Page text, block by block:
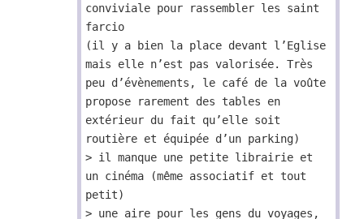
conviviale pour rassembler les saint
farcio
(il y a bien la place devant l’Eglise
mais elle n’est pas valorisée. Très
peu d’évènements, le café de la voûte
propose rarement des tables en
extérieur du fait qu’elle soit
routière et équipée d’un parking)
> il manque une petite librairie et
un cinéma (même associatif et tout
petit)
> une aire pour les gens du voyages,